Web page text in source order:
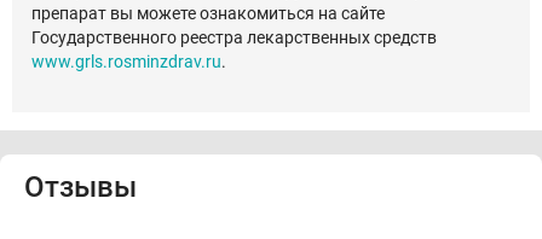
препарат вы можете ознакомиться на сайте
Государственного реестра лекарственных средств
www.grls.rosminzdrav.ru.
Отзывы